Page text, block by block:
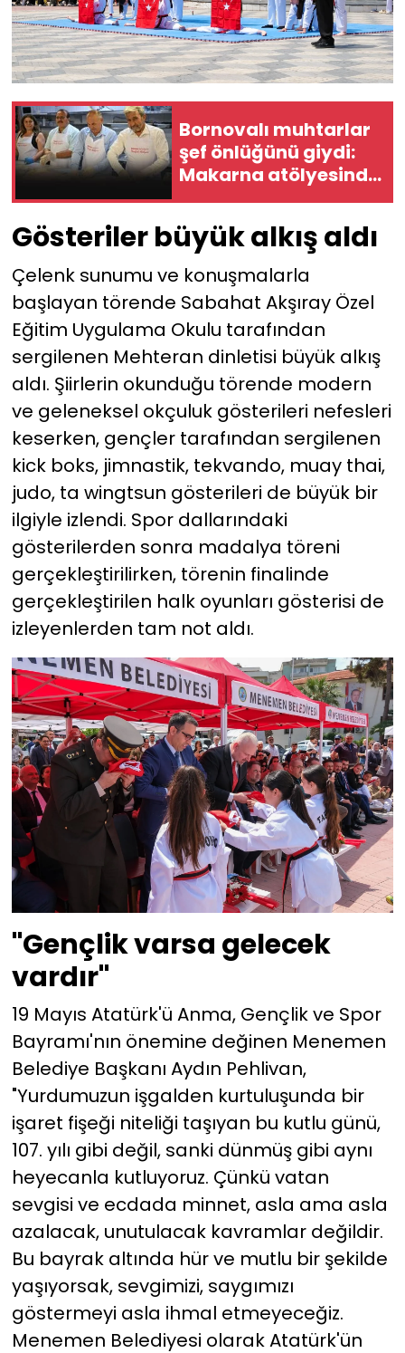
Bornovalı muhtarlar
şef önlüğünü giydi:
Makarna atölyesinde
buluştular
Gösteriler büyük alkış aldı
Çelenk sunumu ve konuşmalarla
başlayan törende Sabahat Akşıray Özel
Eğitim Uygulama Okulu tarafından
sergilenen Mehteran dinletisi büyük alkış
aldı. Şiirlerin okunduğu törende modern
ve geleneksel okçuluk gösterileri nefesleri
keserken, gençler tarafından sergilenen
kick boks, jimnastik, tekvando, muay thai,
judo, ta wingtsun gösterileri de büyük bir
ilgiyle izlendi. Spor dallarındaki
gösterilerden sonra madalya töreni
gerçekleştirilirken, törenin finalinde
gerçekleştirilen halk oyunları gösterisi de
izleyenlerden tam not aldı.
"Gençlik varsa gelecek
vardır"
19 Mayıs Atatürk'ü Anma, Gençlik ve Spor
Bayramı'nın önemine değinen Menemen
Belediye Başkanı Aydın Pehlivan,
"Yurdumuzun işgalden kurtuluşunda bir
işaret fişeği niteliği taşıyan bu kutlu günü,
107. yılı gibi değil, sanki dünmüş gibi aynı
heyecanla kutluyoruz. Çünkü vatan
sevgisi ve ecdada minnet, asla ama asla
azalacak, unutulacak kavramlar değildir.
Bu bayrak altında hür ve mutlu bir şekilde
yaşıyorsak, sevgimizi, saygımızı
göstermeyi asla ihmal etmeyeceğiz.
Menemen Belediyesi olarak Atatürk'ün